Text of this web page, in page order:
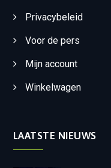
Privacybeleid
Voor de pers
Mijn account
Winkelwagen
LAATSTE NIEUWS